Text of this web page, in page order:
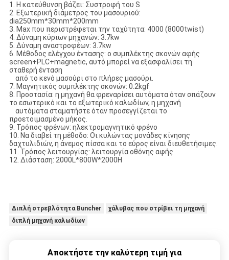
1. Η κατεύθυνση βάζει: Συστροφή του S
2. Εξωτερική διάμετρος του μασουριού:
dia250mm*30mm*200mm
3. Max που περιστρέφεται την ταχύτητα: 4000 (8000twist)
4. Δύναμη κύριων μηχανών: 3.7kw
5. Δύναμη αναστροφέων: 3.7kw
6. Μέθοδος ελέγχου έντασης: ο συμπλέκτης σκονών αφής
screen+PLC+magnetic, αυτό μπορεί να εξασφαλίσει τη
σταθερή ένταση
από το κενό μασούρι στο πλήρες μασούρι.
7. Μαγνητικός συμπλέκτης σκονών: 0.2kgf
8. Προστασία: η μηχανή θα φρεναρίσει αυτόματα όταν σπάζουν
το εσωτερικό και το εξωτερικό καλωδίων, η μηχανή
αυτόματα σταματήστε όταν προσεγγίζεται το
προετοιμασμένο μήκος.
9. Τρόπος φρένων: ηλεκτρομαγνητικό φρένο
10. Να διαβεί τη μέθοδο: Οι κυλώντας μονάδες κίνησης
δαχτυλιδιών, η άνεμος πίσσα και το εύρος είναι διευθετήσιμες.
11. Τρόπος λειτουργίας: λειτουργία οθόνης αφής
12. Διάσταση: 2000L*800W*2000H
Διπλή στρεβλότητα Buncher
χάλυβας που στρίβει τη μηχανή
διπλή μηχανή καλωδίων
Αποκτήστε την καλύτερη τιμή για